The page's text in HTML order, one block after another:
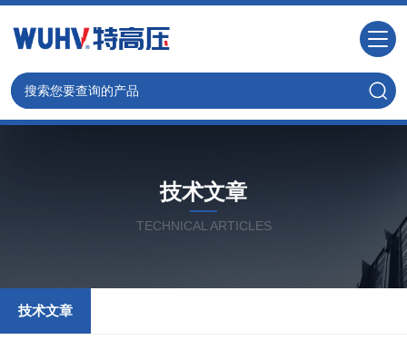
技术文章
TECHNICAL ARTICLES
技术文章